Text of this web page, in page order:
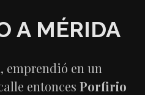
A MÉRIDA
emprendió en un
entoncesPorfirio